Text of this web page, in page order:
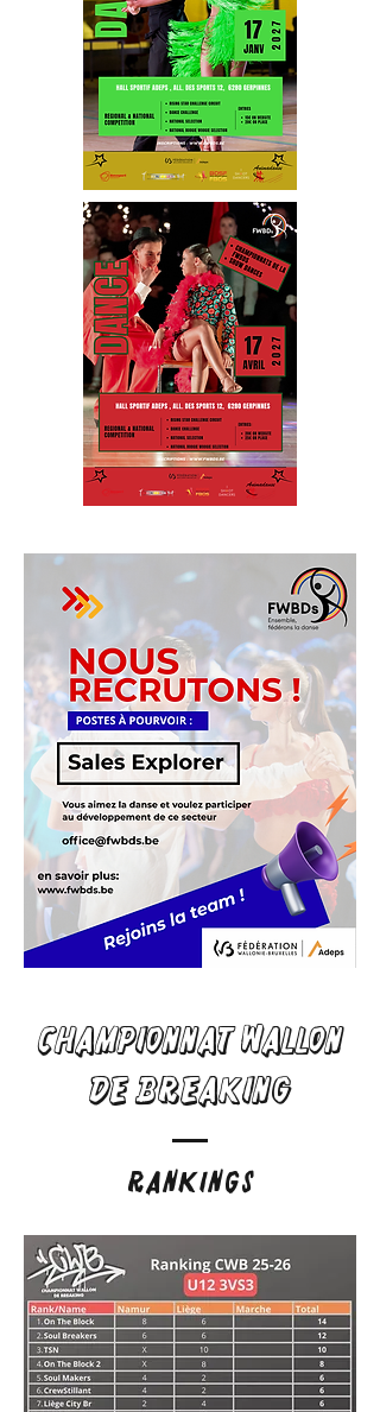
Championnat Wallon
de Breaking
Rankings